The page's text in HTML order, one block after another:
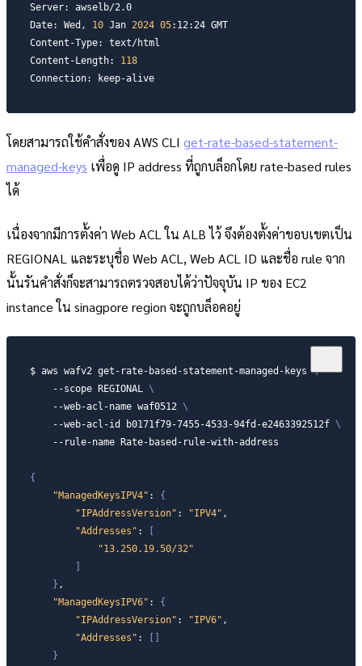
Server: awselb/2.0
Date: Wed, 10 Jan 2024 05:12:24 GMT
Content-Type: text/html
Content-Length: 118
Connection: keep-alive
โดยสามารถใช้คำสั่งของ AWS CLI get-rate-based-statement-
managed-keys เพื่อดู IP address ที่ถูกบล็อกโดย rate-based rules
ได้
เนื่องจากมีการตั้งค่า Web ACL ใน ALB ไว้ จึงต้องตั้งค่าขอบเขตเป็น
REGIONAL และระบุชื่อ Web ACL, Web ACL ID และชื่อ rule จาก
นั้นรันคำสั่งก็จะสามารถตรวจสอบได้ว่าปัจจุบัน IP ของ EC2
instance ใน sinagpore region จะถูกบล็อคอยู่
$ aws wafv2 get-rate-based-statement-managed-keys \
--scope REGIONAL \
    --web-acl-name waf0512
\
    --web-acl-id b0171f79-7455-4533-94fd-e2463392512f
\
    --rule-name Rate-based-rule-with-address
{
"ManagedKeysIPV4" :
{
"IPAddressVersion" : "IPV4" ,
"Addresses" :
[
"13.250.19.50/32"
]
} ,
"ManagedKeysIPV6" :
{
"IPAddressVersion" : "IPV6" ,
"Addresses" : [ ]
}